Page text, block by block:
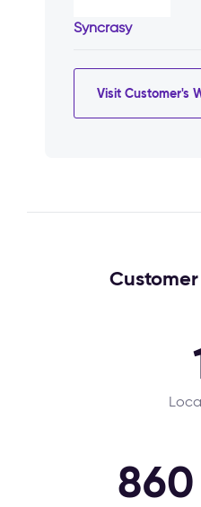
Syncrasy
Visit Customer's